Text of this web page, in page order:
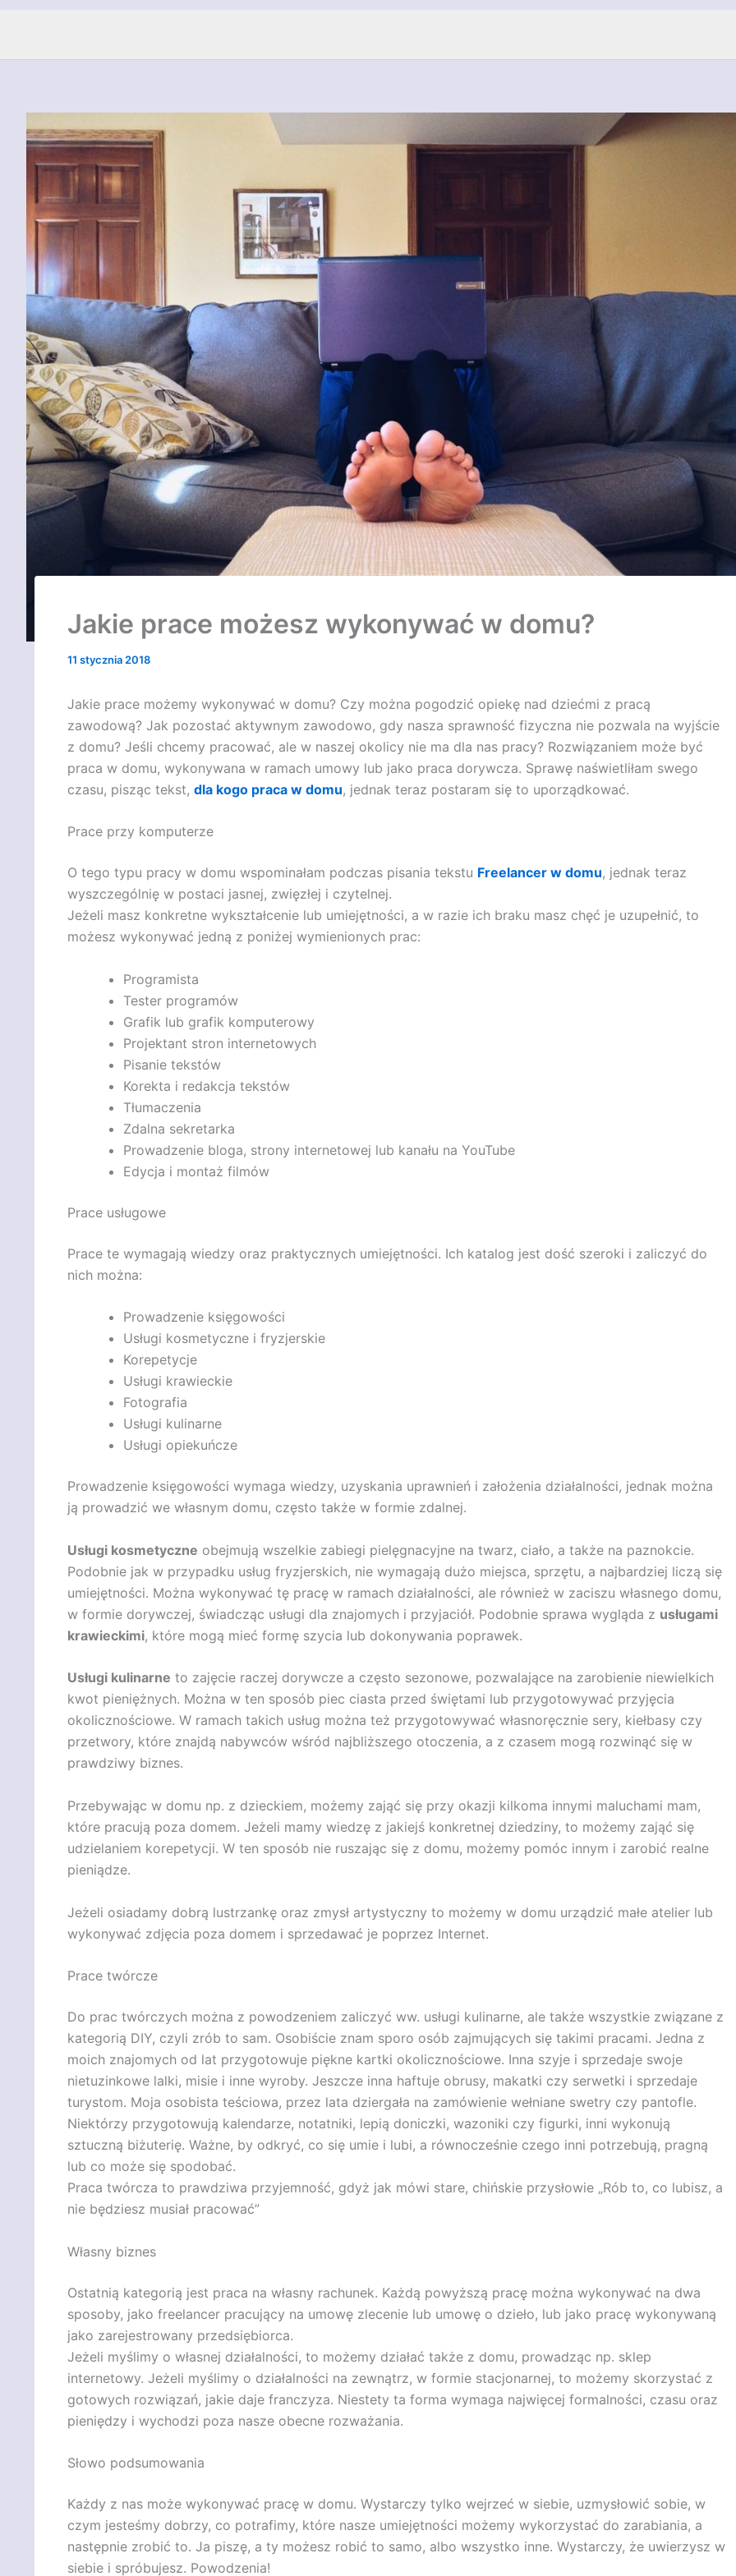
Jakie prace możesz wykonywać w domu?
11 stycznia 2018
Jakie prace możemy wykonywać w domu? Czy można pogodzić opiekę nad dziećmi z pracą
zawodową? Jak pozostać aktywnym zawodowo, gdy nasza sprawność fizyczna nie pozwala na wyjście
z domu? Jeśli chcemy pracować, ale w naszej okolicy nie ma dla nas pracy? Rozwiązaniem może być
praca w domu, wykonywana w ramach umowy lub jako praca dorywcza. Sprawę naświetliłam swego
czasu, pisząc tekst, dla kogo praca w domu, jednak teraz postaram się to uporządkować.
Prace przy komputerze
O tego typu pracy w domu wspominałam podczas pisania tekstu Freelancer w domu, jednak teraz
wyszczególnię w postaci jasnej, zwięzłej i czytelnej.
Jeżeli masz konkretne wykształcenie lub umiejętności, a w razie ich braku masz chęć je uzupełnić, to
możesz wykonywać jedną z poniżej wymienionych prac:
Programista
Tester programów
Grafik lub grafik komputerowy
Projektant stron internetowych
Pisanie tekstów
Korekta i redakcja tekstów
Tłumaczenia
Zdalna sekretarka
Prowadzenie bloga, strony internetowej lub kanału na YouTube
Edycja i montaż filmów
Prace usługowe
Prace te wymagają wiedzy oraz praktycznych umiejętności. Ich katalog jest dość szeroki i zaliczyć do
nich można:
Prowadzenie księgowości
Usługi kosmetyczne i fryzjerskie
Korepetycje
Usługi krawieckie
Fotografia
Usługi kulinarne
Usługi opiekuńcze
Prowadzenie księgowości wymaga wiedzy, uzyskania uprawnień i założenia działalności, jednak można
ją prowadzić we własnym domu, często także w formie zdalnej.
Usługi kosmetyczne obejmują wszelkie zabiegi pielęgnacyjne na twarz, ciało, a także na paznokcie.
Podobnie jak w przypadku usług fryzjerskich, nie wymagają dużo miejsca, sprzętu, a najbardziej liczą się
umiejętności. Można wykonywać tę pracę w ramach działalności, ale również w zaciszu własnego domu,
w formie dorywczej, świadcząc usługi dla znajomych i przyjaciół. Podobnie sprawa wygląda z usługami
krawieckimi, które mogą mieć formę szycia lub dokonywania poprawek.
Usługi kulinarne to zajęcie raczej dorywcze a często sezonowe, pozwalające na zarobienie niewielkich
kwot pieniężnych. Można w ten sposób piec ciasta przed świętami lub przygotowywać przyjęcia
okolicznościowe. W ramach takich usług można też przygotowywać własnoręcznie sery, kiełbasy czy
przetwory, które znajdą nabywców wśród najbliższego otoczenia, a z czasem mogą rozwinąć się w
prawdziwy biznes.
Przebywając w domu np. z dzieckiem, możemy zająć się przy okazji kilkoma innymi maluchami mam,
które pracują poza domem. Jeżeli mamy wiedzę z jakiejś konkretnej dziedziny, to możemy zająć się
udzielaniem korepetycji. W ten sposób nie ruszając się z domu, możemy pomóc innym i zarobić realne
pieniądze.
Jeżeli osiadamy dobrą lustrzankę oraz zmysł artystyczny to możemy w domu urządzić małe atelier lub
wykonywać zdjęcia poza domem i sprzedawać je poprzez Internet.
Prace twórcze
Do prac twórczych można z powodzeniem zaliczyć ww. usługi kulinarne, ale także wszystkie związane z
kategorią DIY, czyli zrób to sam. Osobiście znam sporo osób zajmujących się takimi pracami. Jedna z
moich znajomych od lat przygotowuje piękne kartki okolicznościowe. Inna szyje i sprzedaje swoje
nietuzinkowe lalki, misie i inne wyroby. Jeszcze inna haftuje obrusy, makatki czy serwetki i sprzedaje
turystom. Moja osobista teściowa, przez lata dziergała na zamówienie wełniane swetry czy pantofle.
Niektórzy przygotowują kalendarze, notatniki, lepią doniczki, wazoniki czy figurki, inni wykonują
sztuczną biżuterię. Ważne, by odkryć, co się umie i lubi, a równocześnie czego inni potrzebują, pragną
lub co może się spodobać.
Praca twórcza to prawdziwa przyjemność, gdyż jak mówi stare, chińskie przysłowie „Rób to, co lubisz, a
nie będziesz musiał pracować”
Własny biznes
Ostatnią kategorią jest praca na własny rachunek. Każdą powyższą pracę można wykonywać na dwa
sposoby, jako freelancer pracujący na umowę zlecenie lub umowę o dzieło, lub jako pracę wykonywaną
jako zarejestrowany przedsiębiorca.
Jeżeli myślimy o własnej działalności, to możemy działać także z domu, prowadząc np. sklep
internetowy. Jeżeli myślimy o działalności na zewnątrz, w formie stacjonarnej, to możemy skorzystać z
gotowych rozwiązań, jakie daje franczyza. Niestety ta forma wymaga najwięcej formalności, czasu oraz
pieniędzy i wychodzi poza nasze obecne rozważania.
Słowo podsumowania
Każdy z nas może wykonywać pracę w domu. Wystarczy tylko wejrzeć w siebie, uzmysłowić sobie, w
czym jesteśmy dobrzy, co potrafimy, które nasze umiejętności możemy wykorzystać do zarabiania, a
następnie zrobić to. Ja piszę, a ty możesz robić to samo, albo wszystko inne. Wystarczy, że uwierzysz w
siebie i spróbujesz. Powodzenia!